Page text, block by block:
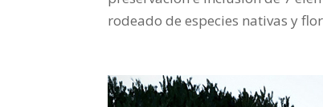
rodeado de especies nativas y